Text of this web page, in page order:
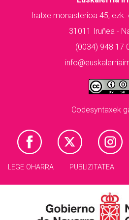
Iratxe monasterioa 45, ezk.
31011 Iruñea -
(0034) 948 17
Codesyntaxek
LEGE OHARRA PUBLIZITATEA